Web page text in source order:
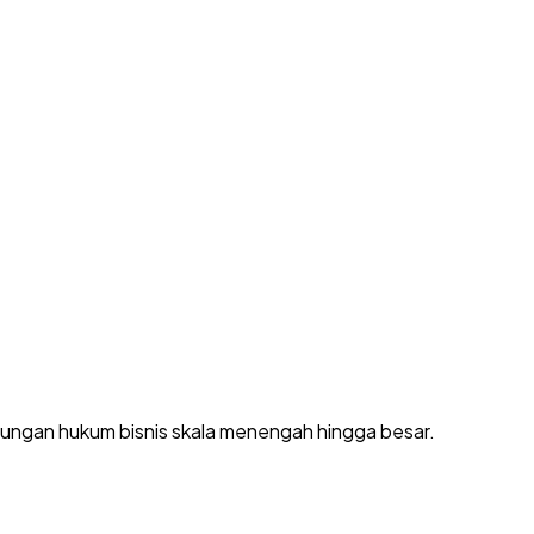
hukum bisnis skala menengah hingga besar.